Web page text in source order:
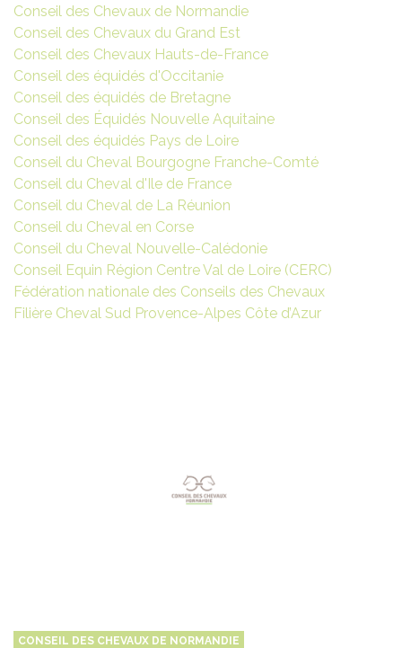
Conseil des Chevaux de Normandie
Conseil des Chevaux du Grand Est
Conseil des Chevaux Hauts-de-France
Conseil des équidés d'Occitanie
Conseil des équidés de Bretagne
Conseil des Équidés Nouvelle Aquitaine
Conseil des équidés Pays de Loire
Conseil du Cheval Bourgogne Franche-Comté
Conseil du Cheval d'Ile de France
Conseil du Cheval de La Réunion
Conseil du Cheval en Corse
Conseil du Cheval Nouvelle-Calédonie
Conseil Equin Région Centre Val de Loire (CERC)
Fédération nationale des Conseils des Chevaux
Filière Cheval Sud Provence-Alpes Côte d’Azur
CONSEIL DES CHEVAUX DE NORMANDIE